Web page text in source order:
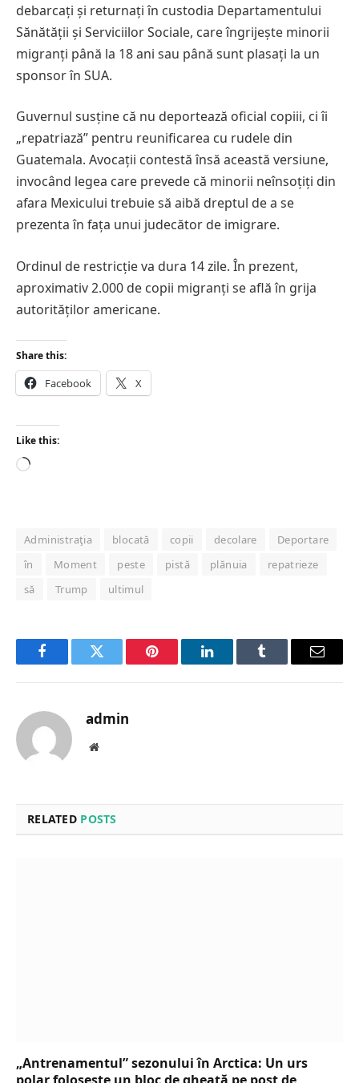
debarcați și returnați în custodia Departamentului
Sănătății și Serviciilor Sociale, care îngrijește minorii
migranți până la 18 ani sau până sunt plasați la un
sponsor în SUA.
Guvernul susține că nu deportează oficial copiii, ci îi
„repatriază” pentru reunificarea cu rudele din
Guatemala. Avocații contestă însă această versiune,
invocând legea care prevede că minorii neînsoțiți din
afara Mexicului trebuie să aibă dreptul de a se
prezenta în fața unui judecător de imigrare.
Ordinul de restricție va dura 14 zile. În prezent,
aproximativ 2.000 de copii migranți se află în grija
autorităților americane.
Share this:
Facebook X
Like this:
Loading…
Administraţia blocată copii decolare
Deportare
în
Moment peste pistă plănuia
repatrieze
să
Trump ultimul
FacebookTwitter Pinterest LinkedInTumblr Email
admin
Website
RELATED POSTS
„Antrenamentul” sezonului în Arctica: Un urs
polar folosește un bloc de gheață pe post de